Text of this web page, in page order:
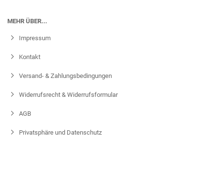
MEHR ÜBER...
Impressum
Kontakt
Versand- & Zahlungsbedingungen
Widerrufsrecht & Widerrufsformular
AGB
Privatsphäre und Datenschutz